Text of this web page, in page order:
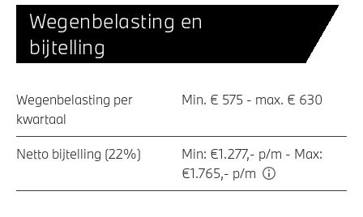
Wegenbelasting en
bijtelling
Wegenbelasting per
kwartaal
Min. € 575 - max. € 630
Netto bijtelling (22%)
Min: €1.277,- p/m - Max:
€1.765,- p/m